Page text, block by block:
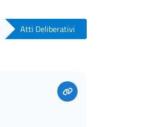
Atti Deliberativi